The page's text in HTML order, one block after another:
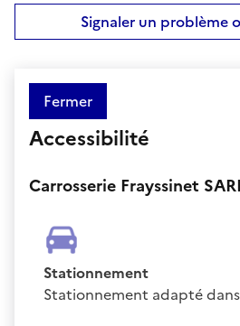
Signaler un problème
Fermer
Accessibilité
Carrosserie Frayssinet
Stationnement
Stationnement adapté